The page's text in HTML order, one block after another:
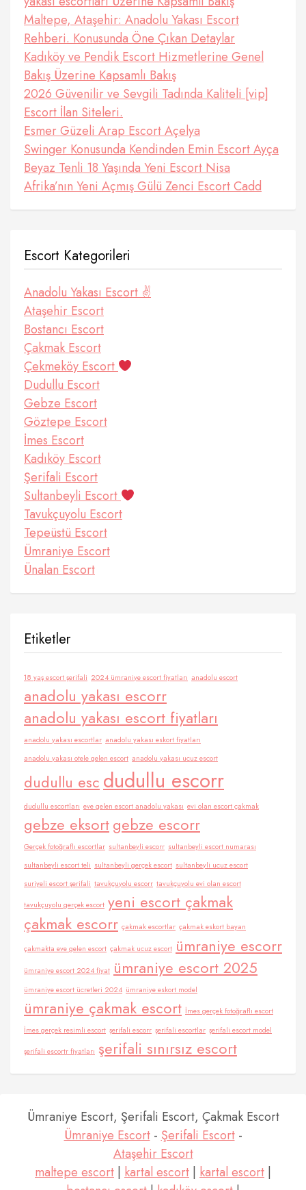
Maltepe, Ataşehir: Anadolu Yakası Escort
Rehberi. Konusunda Öne Çıkan Detaylar
Kadıköy ve Pendik Escort Hizmetlerine Genel
Bakış Üzerine Kapsamlı Bakış
2026 Güvenilir ve Sevgili Tadında Kaliteli [vip]
Escort İlan Siteleri.
Esmer Güzeli Arap Escort Açelya
Swinger Konusunda Kendinden Emin Escort Ayça
Beyaz Tenli 18 Yaşında Yeni Escort Nisa
Afrika’nın Yeni Açmış Gülü Zenci Escort Cadd
Escort Kategorileri
Anadolu Yakası Escort ✌️
Ataşehir Escort
Bostancı Escort
Çakmak Escort
Çekmeköy Escort
Dudullu Escort
Gebze Escort
Göztepe Escort
İmes Escort
Kadıköy Escort
Şerifali Escort
Sultanbeyli Escort
Tavukçuyolu Escort
Tepeüstü Escort
Ümraniye Escort
Ünalan Escort
Etiketler
18 yaş escort şerifali 2024 ümraniye escort fiyatları anadolu escort
anadolu yakası escorr
anadolu yakası escort fiyatları
anadolu yakası escortlar anadolu yakası eskort fiyatları
anadolu yakası otele gelen escort anadolu yakası ucuz escort
dudullu esc dudullu escorr
dudullu escortları eve gelen escort anadolu yakası evi olan escort çakmak
gebze eksortgebze escorr
Gerçek fotoğraflı escortlar sultanbeyli escorr sultanbeyli escort numarası
sultanbeyli escort teli sultanbeyli gerçek escort sultanbeyli ucuz escort
suriyeli escort şerifali tavukçuyolu escorr tavukçuyolu evi olan escort
tavukçuyolu gerçek escort yeni escort çakmak
çakmak escorr çakmak escortlar çakmak eskort bayan
çakmakta eve gelen escort çakmak ucuz escort ümraniye escorr
ümraniye escort 2024 fiyat ümraniye escort 2025
ümraniye escort ücretleri 2024 ümraniye eskort model
ümraniye çakmak escort İmes gerçek fotoğraflı escort
İmes gerçek resimli escort şerifali escorr şerifali escortlar şerifali escort model
şerifali escortr fiyatları şerifali sınırsız escort
Ümraniye Escort, Şerifali Escort, Çakmak Escort
Ümraniye Escort- Şerifali Escort-
Ataşehir Escort
maltepe escort | kartal escort | kartal escort |